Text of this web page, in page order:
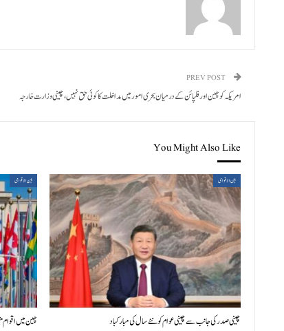
امریکہ کو چین اور فلپائن کے درمیان بحری امور میں مداخلت کا کوئی حق نہیں، چینی وزارت خارجہ
You Might Also Like
بین الاقوامی
چینی صدر کی جانب سے چینی عوام کو نئے سال کی مبارکباد
بین الاقوامی
چین میں اقوام متحدہ کی 80ویں سالگرہ پر بین